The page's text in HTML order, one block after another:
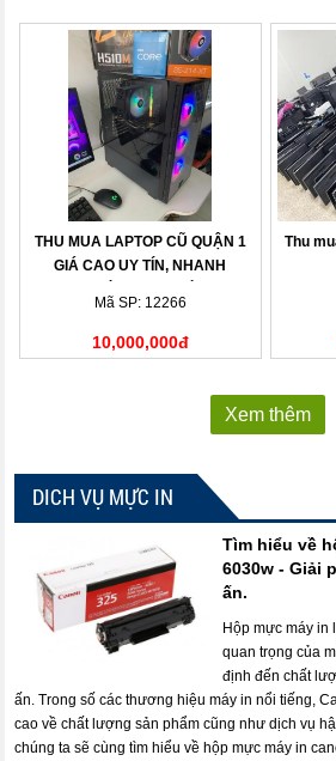
THU MUA LAPTOP CŨ QUẬN 1
GIÁ CAO UY TÍN, NHANH
Mã SP: 12266
10,000,000đ
Thu
Xem thêm
DICH VỤ MỰC IN
Tìm hiểu về
6030w - Giải
ấn.
Hộp mực máy in
quan trọng của
định đến chất
ấn. Trong số các thương hiệu máy in nổi tiếng,
cao về chất lượng sản phẩm cũng như dịch vụ
chúng ta sẽ cùng tìm hiểu về hộp mực máy in